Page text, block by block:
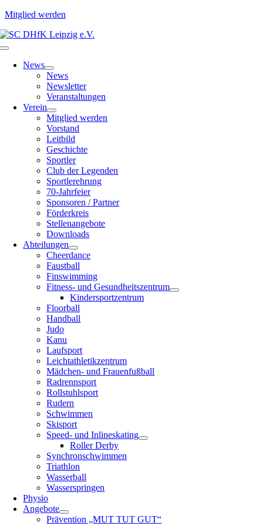
Mitglied werden
Zum
Inhalt
Toggle
NavigationNews
News
Newsletter
Veranstaltungen
Verein
Mitglied werden
Vorstand
Leitbild
Geschichte
Sportler
Club der Legenden
Sportlerehrung
70-Jahrfeier
Sponsoren / Partner
Förderkreis
Stellenangebote
Downloads
Abteilungen
Cheerdance
Faustball
Finswimming
Fitness- und Gesundheitszentrum
Kindersportzentrum
Floorball
Handball
Judo
Kanu
Laufsport
Leichtathletikzentrum
Mädchen- und Frauenfußball
Radrennsport
Rollstuhlsport
Rudern
Schwimmen
Skisport
Speed- und Inlineskating
Roller Derby
Synchronschwimmen
Triathlon
Wasserball
Wasserspringen
Physio
Angebote
Prävention „MUT TUT GUT“